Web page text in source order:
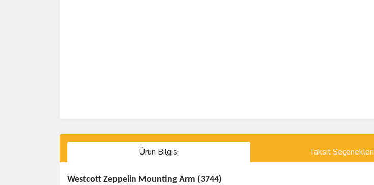
Ürün Bilgisi Taksit Seçenekleri
Westcott Zeppelin Mounting Arm (3744)